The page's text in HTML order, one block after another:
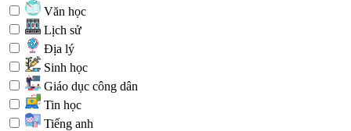
Văn học
Lịch sử
Địa lý
Sinh học
Giáo dục công dân
Tin học
Tiếng anh